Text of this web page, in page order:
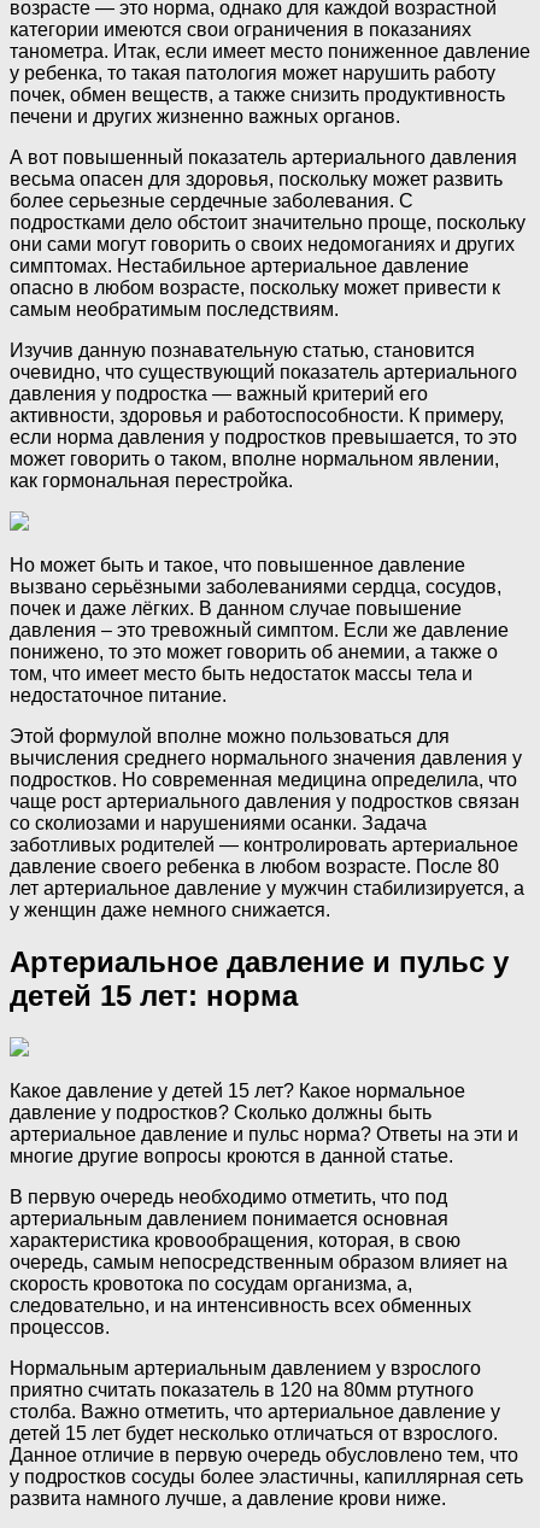
возрасте — это норма, однако для каждой возрастной
категории имеются свои ограничения в показаниях
танометра. Итак, если имеет место пониженное давление
у ребенка, то такая патология может нарушить работу
почек, обмен веществ, а также снизить продуктивность
печени и других жизненно важных органов.
А вот повышенный показатель артериального давления
весьма опасен для здоровья, поскольку может развить
более серьезные сердечные заболевания. С
подростками дело обстоит значительно проще, поскольку
они сами могут говорить о своих недомоганиях и других
симптомах. Нестабильное артериальное давление
опасно в любом возрасте, поскольку может привести к
самым необратимым последствиям.
Изучив данную познавательную статью, становится
очевидно, что существующий показатель артериального
давления у подростка — важный критерий его
активности, здоровья и работоспособности. К примеру,
если норма давления у подростков превышается, то это
может говорить о таком, вполне нормальном явлении,
как гормональная перестройка.
Но может быть и такое, что повышенное давление
вызвано серьёзными заболеваниями сердца, сосудов,
почек и даже лёгких. В данном случае повышение
давления – это тревожный симптом. Если же давление
понижено, то это может говорить об анемии, а также о
том, что имеет место быть недостаток массы тела и
недостаточное питание.
Этой формулой вполне можно пользоваться для
вычисления среднего нормального значения давления у
подростков. Но современная медицина определила, что
чаще рост артериального давления у подростков связан
со сколиозами и нарушениями осанки. Задача
заботливых родителей — контролировать артериальное
давление своего ребенка в любом возрасте. После 80
лет артериальное давление у мужчин стабилизируется, а
у женщин даже немного снижается.
Артериальное давление и пульс у
детей 15 лет: норма
Какое давление у детей 15 лет? Какое нормальное
давление у подростков? Сколько должны быть
артериальное давление и пульс норма? Ответы на эти и
многие другие вопросы кроются в данной статье.
В первую очередь необходимо отметить, что под
артериальным давлением понимается основная
характеристика кровообращения, которая, в свою
очередь, самым непосредственным образом влияет на
скорость кровотока по сосудам организма, а,
следовательно, и на интенсивность всех обменных
процессов.
Нормальным артериальным давлением у взрослого
приятно считать показатель в 120 на 80мм ртутного
столба. Важно отметить, что артериальное давление у
детей 15 лет будет несколько отличаться от взрослого.
Данное отличие в первую очередь обусловлено тем, что
у подростков сосуды более эластичны, капиллярная сеть
развита намного лучше, а давление крови ниже.